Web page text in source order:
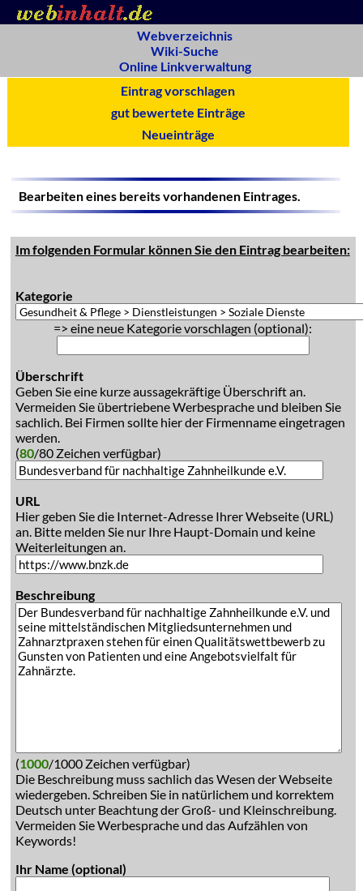
Webverzeichnis
Wiki-Suche
Online Linkverwaltung
Eintrag vorschlagen
gut bewertete Einträge
Neueinträge
Bearbeiten eines bereits vorhandenen Eintrages.
Im folgenden Formular können Sie den Eintrag bearbeiten:
Kategorie
=> eine neue Kategorie vorschlagen (optional):
Überschrift
Geben Sie eine kurze aussagekräftige Überschrift an.
Vermeiden Sie übertriebene Werbesprache und bleiben Sie
sachlich. Bei Firmen sollte hier der Firmenname eingetragen
werden.
(80/80 Zeichen verfügbar)
URL
Hier geben Sie die Internet-Adresse Ihrer Webseite (URL)
an. Bitte melden Sie nur Ihre Haupt-Domain und keine
Weiterleitungen an.
Beschreibung
(1000/1000 Zeichen verfügbar)
Die Beschreibung muss sachlich das Wesen der Webseite
wiedergeben. Schreiben Sie in natürlichem und korrektem
Deutsch unter Beachtung der Groß- und Kleinschreibung.
Vermeiden Sie Werbesprache und das Aufzählen von
Keywords!
Ihr Name (optional)